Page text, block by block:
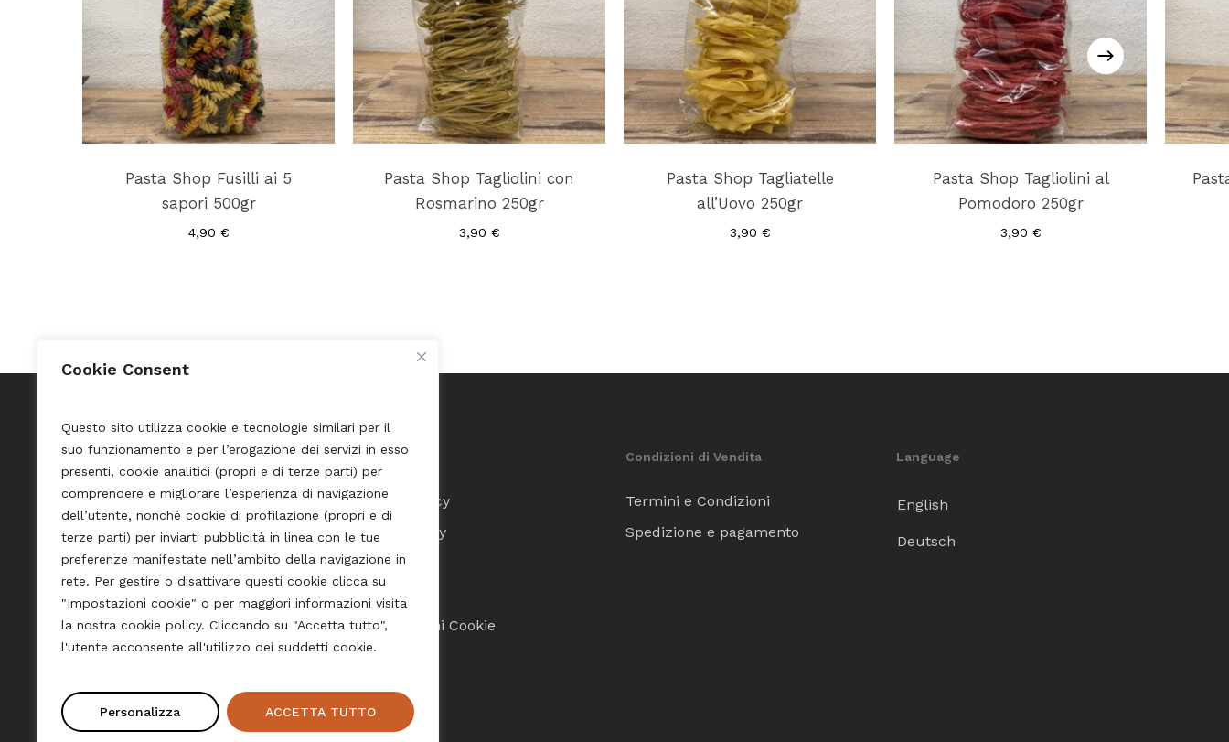
Cookie Consent
Questo sito utilizza cookie e tecnologie similari per il
suo funzionamento e per l’erogazione dei servizi in esso
presenti, cookie analitici (propri e di terze parti) per
comprendere e migliorare l’esperienza di navigazione
dell’utente, nonché cookie di profilazione (propri e di
terze parti) per inviarti pubblicità in linea con le tue
preferenze manifestate nell’ambito della navigazione in
rete. Per gestire o disattivare questi cookie clicca su
"Impostazioni cookie" o per maggiori informazioni visita
la nostra cookie policy. Cliccando su "Accetta tutto",
l'utente acconsente all'utilizzo dei suddetti cookie.
Personalizza ACCETTA TUTTO
Pasta Shop Fusilli ai 5
sapori 500gr
4,90 €
Pasta Shop Tagliolini con
Rosmarino 250gr
3,90 €
Pasta Shop Tagliatelle
all’Uovo 250gr
3,90 €
Pasta Shop Tagliolini al
Pomodoro 250gr
3,90 €
Pasta Shop Merano
Via Portici, 53
39012 Merano
info@pastashop-merano.com
P.IVA: 02336650219
Tel.
+39 0473 270973
Cell:+39 329 7394210
Credits
Privacy Policy
Cookie Policy
Impressum
Sitemap
Impostazioni Cookie
Condizioni di Vendita
Termini e Condizioni
Spedizione e pagamento
Language
English
Deutsch